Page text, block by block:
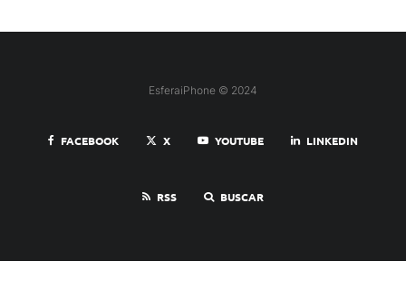
EsferaiPhone © 2024
FACEBOOK X YOUTUBE LINKEDIN
RSS BUSCAR